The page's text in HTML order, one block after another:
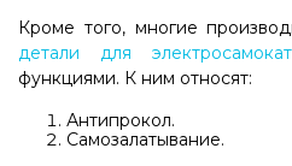
Кроме того, многие
детали для
функциями. К ним относят:
Антипрокол.
Самозалатывание.